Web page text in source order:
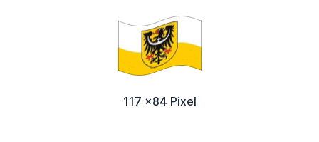
117 x84 Pixel